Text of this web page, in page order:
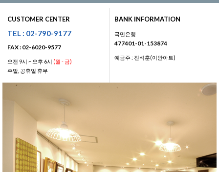
CUSTOMER CENTER
TEL : 02-790-9177
FAX : 02-6020-9577
오전 9시 ~ 오후 6시 (월 - 금)
주말, 공휴일 휴무
BANK INFORMATION
국민은행
477401-01-153874
예금주 : 진석훈(이안아트)